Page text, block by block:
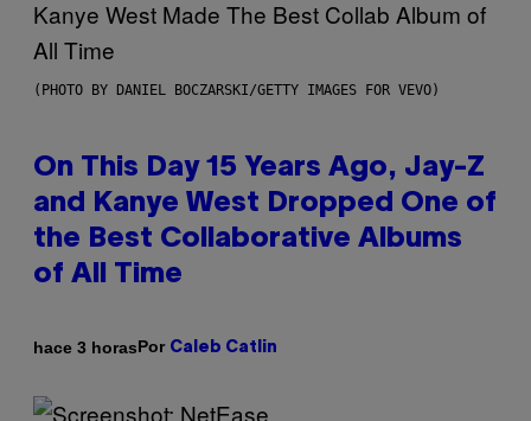
(PHOTO BY DANIEL BOCZARSKI/GETTY IMAGES FOR VEVO)
On This Day 15 Years Ago, Jay-Z
and Kanye West Dropped One of
the Best Collaborative Albums
of All Time
hace 3 horasPor Caleb Catlin